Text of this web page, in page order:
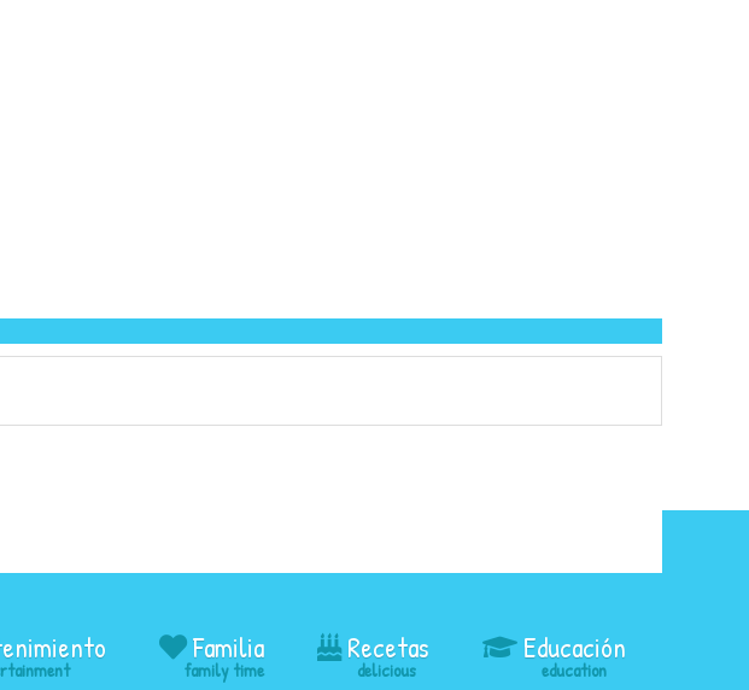
Familia Recetas Educación